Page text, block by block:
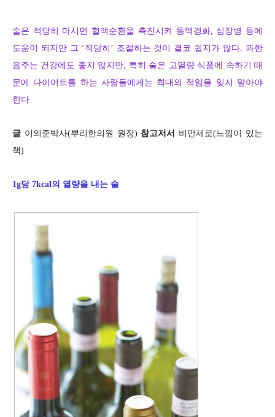
술은 적당히 마시면 혈액순환을 촉진시켜 동맥경화, 심장병 등에
도움이 되지만 그 ‘적당히’ 조절하는 것이 결코 쉽지 가 않다. 과한
음주는 건강에도 좋지 않지만, 특히 술은 고열량 식품에 속하기 때
문에 다이어트를 하는 사람들에게는 최대의 적임을 잊지 말아야
한다.
글 이의준박사(뿌리한의원 원장) 참고저서 비만제로(느낌이 있는
책)
1g당 7kcal의 열량을 내는 술